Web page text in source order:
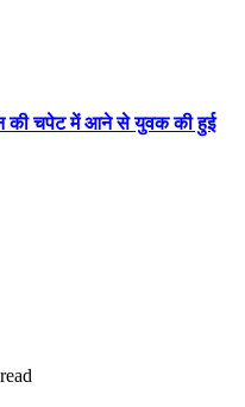
की चपेट में आने से युवक की हुई